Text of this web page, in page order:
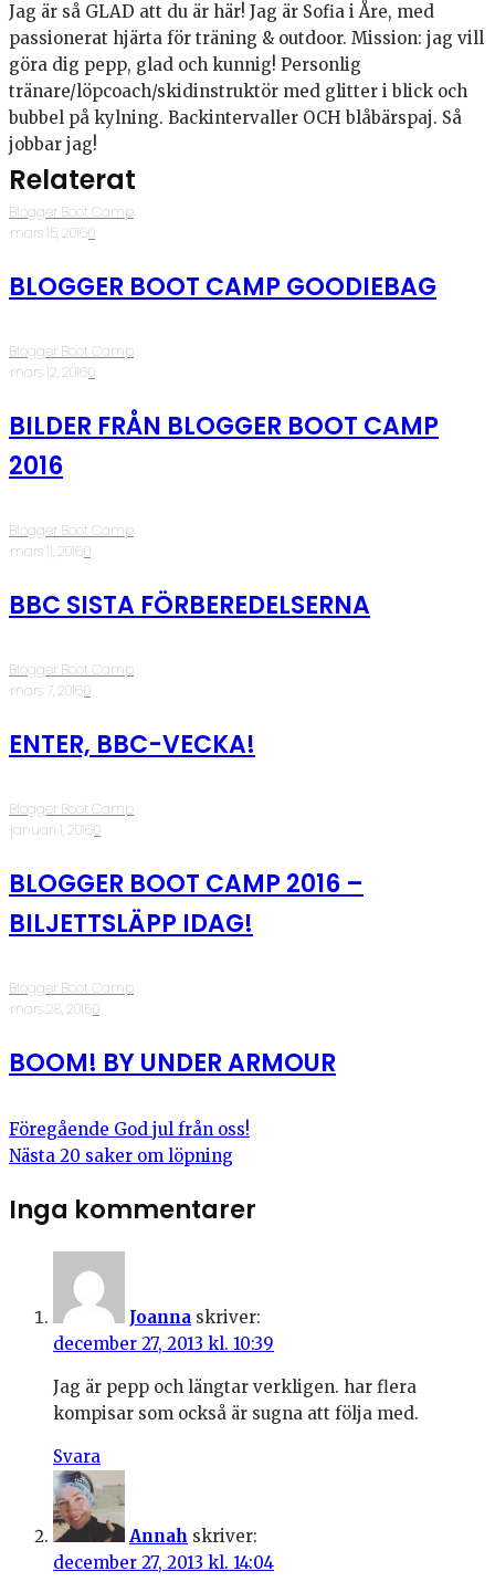
Jag är så GLAD att du är här! Jag är Sofia i Åre, med
passionerat hjärta för träning & outdoor. Mission: jag vill
göra dig pepp, glad och kunnig! Personlig
tränare/löpcoach/skidinstruktör med glitter i blick och
bubbel på kylning. Backintervaller OCH blåbärspaj. Så
jobbar jag!
Relaterat
Blogger Boot Camp
·mars 15, 2016·0
BLOGGER BOOT CAMP GOODIEBAG
Blogger Boot Camp
·mars 12, 2016·0
BILDER FRÅN BLOGGER BOOT CAMP
2016
Blogger Boot Camp
·mars 11, 2016·0
BBC SISTA FÖRBEREDELSERNA
Blogger Boot Camp
·mars 7, 2016·0
ENTER, BBC-VECKA!
Blogger Boot Camp
·januari 1, 2016·0
BLOGGER BOOT CAMP 2016 –
BILJETTSLÄPP IDAG!
Blogger Boot Camp
·mars 28, 2015·0
BOOM! BY UNDER ARMOUR
Föregående God jul från oss!
Nästa 20 saker om löpning
Inga kommentarer
Joanna skriver:
december 27, 2013 kl. 10:39
Jag är pepp och längtar verkligen. har flera
kompisar som också är sugna att följa med.
Svara
Annah skriver:
december 27, 2013 kl. 14:04